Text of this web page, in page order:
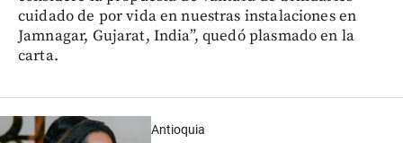
cuidado de por vida en nuestras instalaciones en
Jamnagar, Gujarat, India”, quedó plasmado en la
carta.
Antioquia